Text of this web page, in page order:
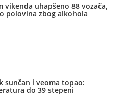
vikenda uhapšeno 88 vozača,
polovina zbog alkohola
sunčan i veoma topao:
do 39 stepeni